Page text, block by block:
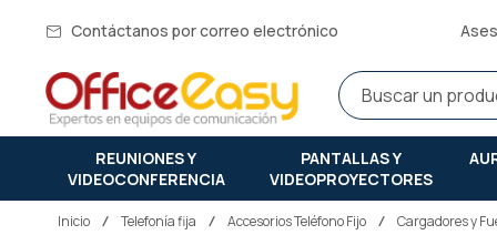
Contáctanos por correo electrónico
REUNIONES Y
VIDEOCONFERENCIA
PANTALLAS Y
VIDEOPROYECTORES
Inicio telefonía fija Accesorios Teléfono Fijo Cargadores y